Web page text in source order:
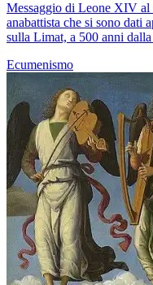
Messaggio di Leone XIV al
anabattista che si sono dati
sulla Limat, a 500 anni
Ecumenismo